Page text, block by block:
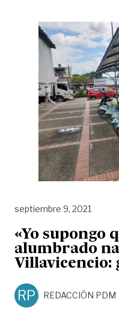
septiembre 9, 2021
«Yo supongo
alumbrado
Villavicencio:
RP REDACCIÓN PDM